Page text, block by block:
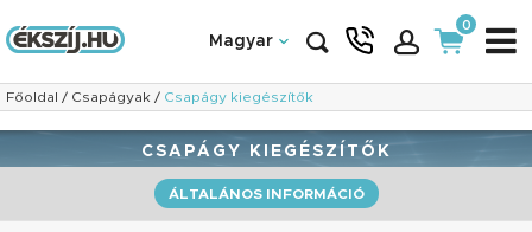
Magyar
0
Főoldal / Csapágyak / Csapágy kiegészítők
CSAPÁGY KIEGÉSZÍTŐK
ÁLTALÁNOS INFORMÁCIÓ